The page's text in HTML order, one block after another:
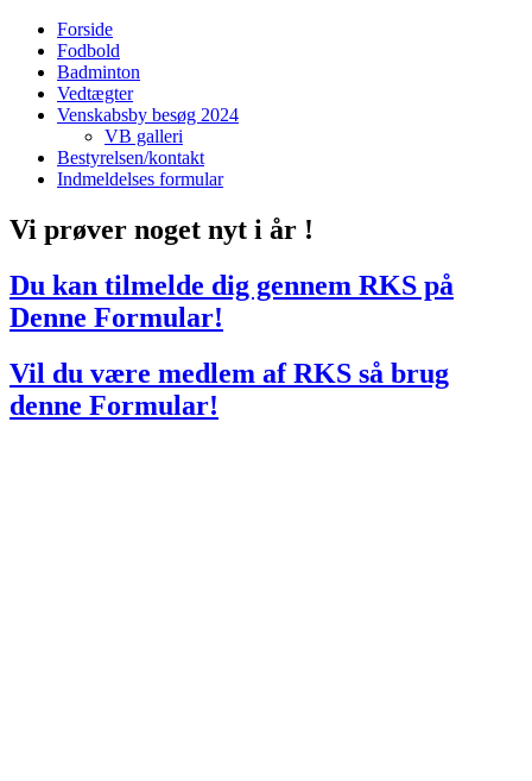
Forside
Fodbold
Badminton
Vedtægter
Venskabsby besøg 2024
VB galleri
Bestyrelsen/kontakt
Indmeldelses formular
Vi prøver noget nyt i år !
Du kan tilmelde dig gennem RKS på
Denne Formular!
Vil du være medlem af RKS så brug
denne Formular!